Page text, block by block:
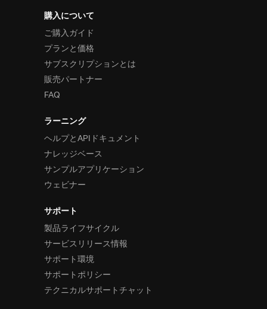
購入について
ご購入ガイド
プランと価格
サブスクリプションとは
販売パートナー
FAQ
ラーニング
ヘルプとAPIドキュメント
ナレッジベース
サンプルアプリケーション
ウェビナー
サポート
製品ライフサイクル
サービスリリース情報
サポート環境
サポートポリシー
テクニカルサポートチャット